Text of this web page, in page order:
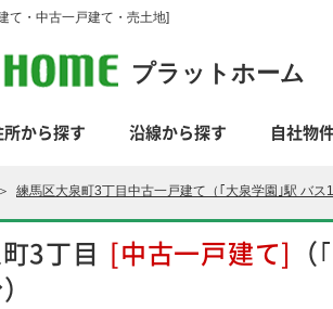
て・中古一戸建て・売土地]
プラットホーム
所から探す 沿線から探す 自社物
練馬区大泉町3丁目中古一戸建て（｢大泉学園｣駅 バ
3丁目 [中古一戸建て]